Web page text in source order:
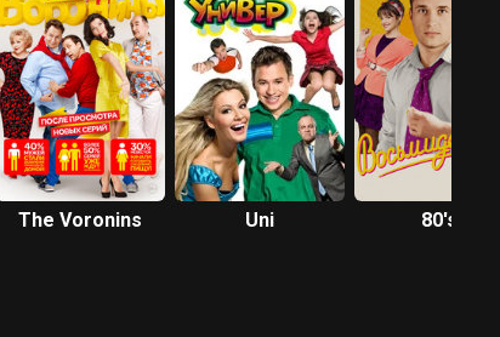
The Voronins Uni 80's